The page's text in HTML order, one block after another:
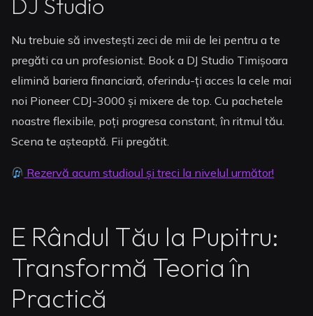
DJ Studio
Nu trebuie să investești zeci de mii de lei pentru a te
pregăti ca un profesionist. Book a DJ Studio Timișoara
elimină bariera financiară, oferindu-ți acces la cele mai
noi Pioneer CDJ-3000 și mixere de top. Cu pachetele
noastre flexibile, poți progresa constant, în ritmul tău.
Scena te așteaptă. Fii pregătit.
Rezervă acum studioul și treci la nivelul următor!
E Rândul Tău la Pupitru:
Transformă Teoria în
Practică